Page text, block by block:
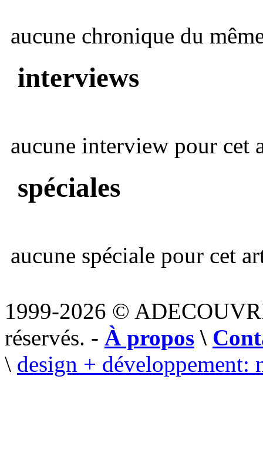
aucune chronique du
interviews
aucune interview pour cet
spéciales
aucune spéciale pour cet
1999-2026 ©
réservés. - À propos \
\ design + développement: